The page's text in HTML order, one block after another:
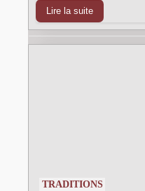
Lire la suite
TRADITIONS